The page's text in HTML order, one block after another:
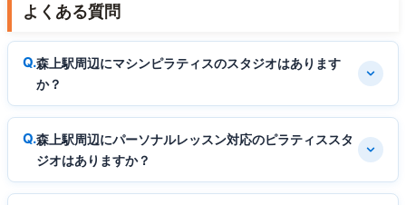
よくある質問
森上駅周辺にマシンピラティスのスタジオはあります
か？
森上駅周辺にパーソナルレッスン対応のピラティススタ
ジオはありますか？